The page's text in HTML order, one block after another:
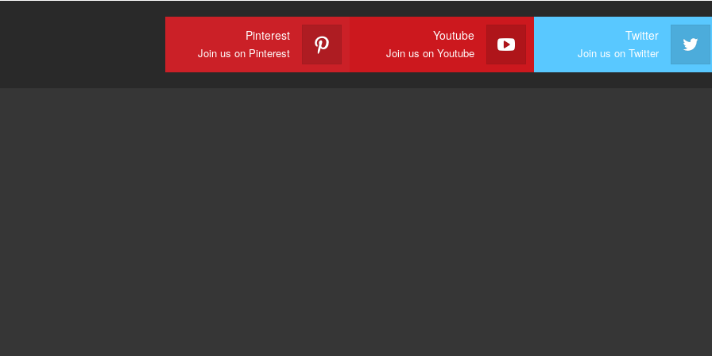
Twitter
Join us on Twitter
Youtube
Join us on Youtube
Pinterest
Join us on Pinterest